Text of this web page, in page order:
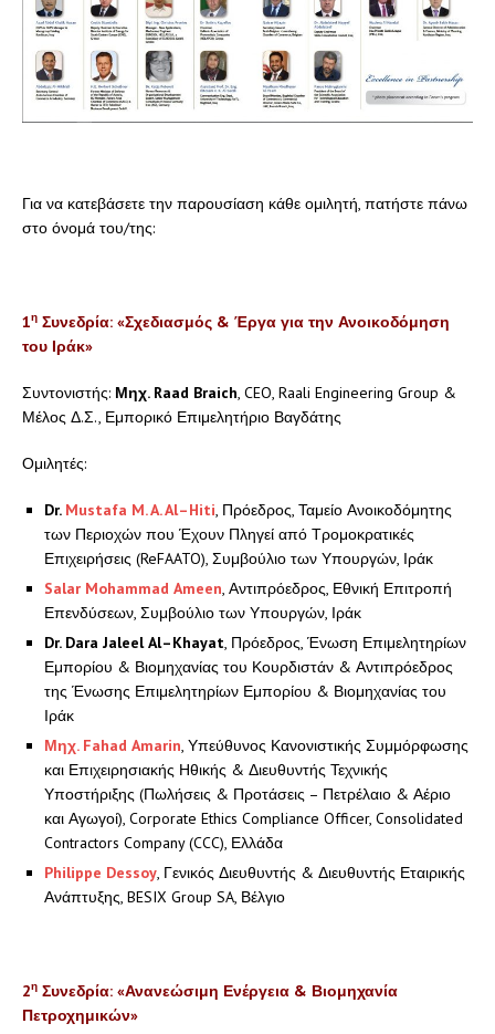
Για να κατεβάσετε την παρουσίαση κάθε ομιλητή, πατήστε πάνω
στο όνομά του/της:
1η Συνεδρία: «Σχεδιασμός & Έργα για την Ανοικοδόμηση
του Ιράκ»
Συντονιστής: Μηχ. Raad Braich, CEO, Raali Engineering Group &
Μέλος Δ.Σ., Εμπορικό Επιμελητήριο Βαγδάτης
Ομιλητές:
Dr. Mustafa M.A.Al–Hiti, Πρόεδρος, Ταμείο Ανοικοδόμητης
των Περιοχών που Έχουν Πληγεί από Τρομοκρατικές
Επιχειρήσεις (ReFAATO), Συμβούλιο των Υπουργών, Ιράκ
Salar Mohammad Ameen, Αντιπρόεδρος, Εθνική Επιτροπή
Επενδύσεων, Συμβούλιο των Υπουργών, Ιράκ
Dr. Dara Jaleel Al–Khayat, Πρόεδρος, Ένωση Επιμελητηρίων
Εμπορίου & Βιομηχανίας του Κουρδιστάν & Αντιπρόεδρος
της Ένωσης Επιμελητηρίων Εμπορίου & Βιομηχανίας του
Ιράκ
Μηχ. Fahad Amarin, Υπεύθυνος Κανονιστικής Συμμόρφωσης
και Επιχειρησιακής Ηθικής & Διευθυντής Τεχνικής
Υποστήριξης (Πωλήσεις & Προτάσεις – Πετρέλαιο & Αέριο
και Αγωγοί), Corporate Ethics Compliance Officer, Consolidated
Contractors Company (CCC), Ελλάδα
Philippe Dessoy, Γενικός Διευθυντής & Διευθυντής Εταιρικής
Ανάπτυξης, BESIX Group SA, Βέλγιο
2η Συνεδρία: «Ανανεώσιμη Ενέργεια & Βιομηχανία
Πετροχημικών»